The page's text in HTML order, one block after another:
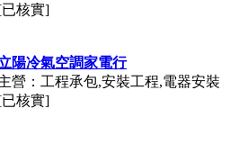
核實]
陽冷氣空調家電行
營：工程承包,安裝工程,電器安裝
核實]